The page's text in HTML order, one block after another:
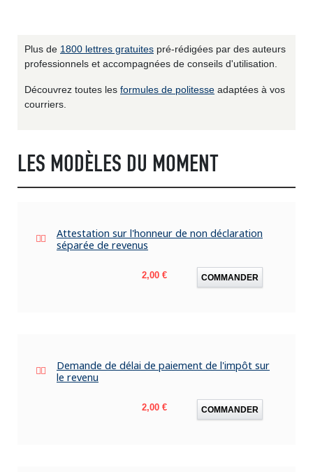
Plus de 1800 lettres gratuites pré-rédigées par des auteurs
professionnels et accompagnées de conseils d'utilisation.
Découvrez toutes les formules de politesse adaptées à vos
courriers.
LES MODÈLES DU MOMENT
Attestation sur l'honneur de non déclaration
séparée de revenus
Prix
2,00 € COMMANDER
Demande de délai de paiement de l'impôt sur
le revenu
Prix
2,00 € COMMANDER